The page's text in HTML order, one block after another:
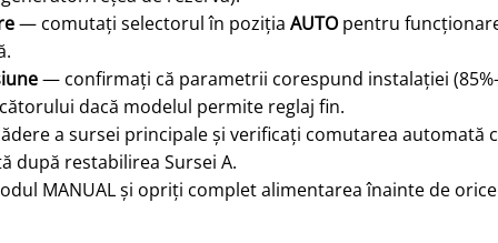
— comutați selectorul în poziția AUTOpentru
— confirmați că parametrii corespund instalației
dacă modelul permite reglaj fin.
a sursei principale și verificați comutarea automată
după restabilirea Sursei A.
MANUAL și opriți complet alimentarea înainte de